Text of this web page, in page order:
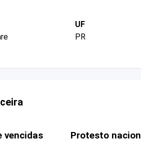
UF
PR
vencidas Protesto